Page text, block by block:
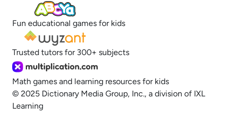
Fun educational games for kids
Trusted tutors for 300+ subjects
Math games and learning resources for kids
© 2025 Dictionary Media Group, Inc., a division of IXL
Learning